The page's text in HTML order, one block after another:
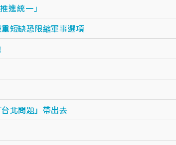
統一」
短缺恐限縮軍事選項
北問題」帶出去